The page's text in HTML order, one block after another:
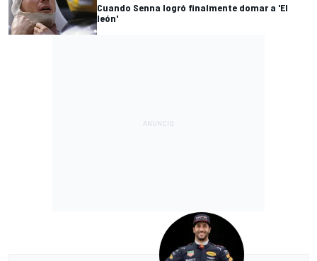
Cuando Senna logró finalmente domar a 'El
león'